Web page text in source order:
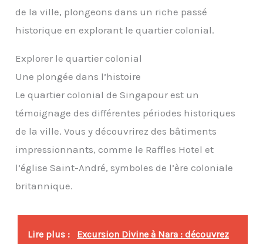
de la ville, plongeons dans un riche passé
historique en explorant le quartier colonial.
Explorer le quartier colonial
Une plongée dans l’histoire
Le quartier colonial de Singapour est un
témoignage des différentes périodes historiques
de la ville. Vous y découvrirez des bâtiments
impressionnants, comme le Raffles Hotel et
l’église Saint-André, symboles de l’ère coloniale
britannique.
Lire plus : Excursion Divine à Nara : découvrez